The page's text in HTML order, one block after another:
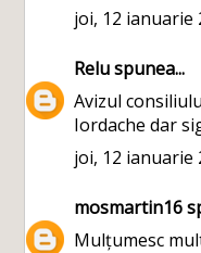
joi, 12 ianuarie
Reluspunea...
Avizul
Iordache dar
joi, 12 ianuarie
mosmartin16
Mulțumesc